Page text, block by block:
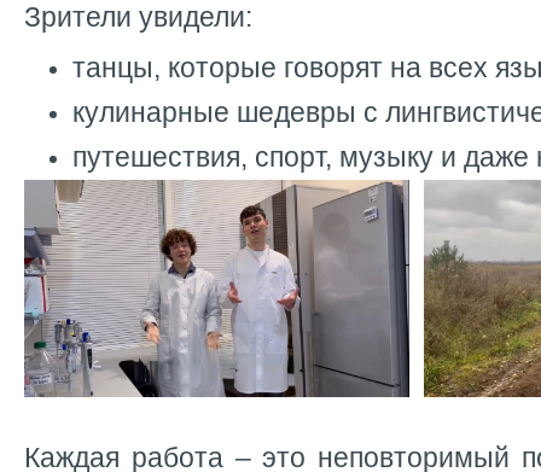
Зрители увидели:
танцы, которые говорят на всех
кулинарные шедевры с
путешествия, спорт, музыку и
Каждая работа – это неповторимый